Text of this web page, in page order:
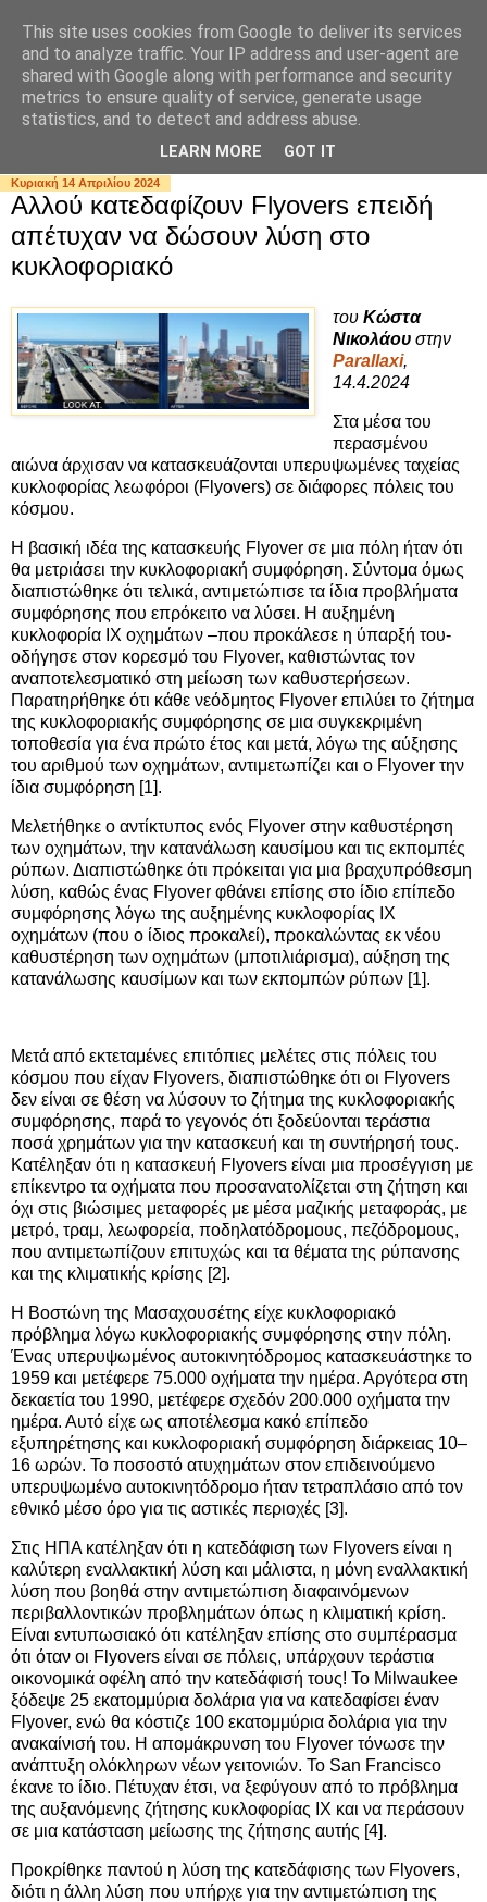
Κυριακή 14 Απριλίου 2024
Αλλού κατεδαφίζουν Flyovers επειδή
απέτυχαν να δώσουν λύση στο
κυκλοφοριακό
του Κώστα
Νικολάουστην
Parallaxi,
14.4.2024
Στα μέσα του
περασμένου
αιώνα άρχισαν να κατασκευάζονται υπερυψωμένες ταχείας
κυκλοφορίας λεωφόροι (Flyovers) σε διάφορες πόλεις του
κόσμου.
Η βασική ιδέα της κατασκευής Flyover σε μια πόλη ήταν ότι
θα μετριάσει την κυκλοφοριακή συμφόρηση. Σύντομα όμως
διαπιστώθηκε ότι τελικά, αντιμετώπισε τα ίδια προβλήματα
συμφόρησης που επρόκειτο να λύσει. Η αυξημένη
κυκλοφορία ΙΧ οχημάτων –που προκάλεσε η ύπαρξή του-
οδήγησε στον κορεσμό του Flyover, καθιστώντας τoν
αναποτελεσματικό στη μείωση των καθυστερήσεων.
Παρατηρήθηκε ότι κάθε νεόδμητος Flyover επιλύει το ζήτημα
της κυκλοφοριακής συμφόρησης σε μια συγκεκριμένη
τοποθεσία για ένα πρώτο έτος και μετά, λόγω της αύξησης
του αριθμού των οχημάτων, αντιμετωπίζει και ο Flyover την
ίδια συμφόρηση [1].
Μελετήθηκε ο αντίκτυπος ενός Flyover στην καθυστέρηση
των οχημάτων, την κατανάλωση καυσίμου και τις εκπομπές
ρύπων. Διαπιστώθηκε ότι πρόκειται για μια βραχυπρόθεσμη
λύση, καθώς ένας Flyover φθάνει επίσης στο ίδιο επίπεδο
συμφόρησης λόγω της αυξημένης κυκλοφορίας IX
οχημάτων (που ο ίδιος προκαλεί), προκαλώντας εκ νέου
καθυστέρηση των οχημάτων (μποτιλιάρισμα), αύξηση της
κατανάλωσης καυσίμων και των εκπομπών ρύπων [1].
Μετά από εκτεταμένες επιτόπιες μελέτες στις πόλεις του
κόσμου που είχαν Flyovers, διαπιστώθηκε ότι οι Flyovers
δεν είναι σε θέση να λύσουν το ζήτημα της κυκλοφοριακής
συμφόρησης, παρά το γεγονός ότι ξοδεύονται τεράστια
ποσά χρημάτων για την κατασκευή και τη συντήρησή τους.
Κατέληξαν ότι η κατασκευή Flyovers είναι μια προσέγγιση με
επίκεντρο τα οχήματα που προσανατολίζεται στη ζήτηση και
όχι στις βιώσιμες μεταφορές με μέσα μαζικής μεταφοράς, με
μετρό, τραμ, λεωφορεία, ποδηλατόδρομους, πεζόδρομους,
που αντιμετωπίζουν επιτυχώς και τα θέματα της ρύπανσης
και της κλιματικής κρίσης [2].
Η Βοστώνη της Μασαχουσέτης είχε κυκλοφοριακό
πρόβλημα λόγω κυκλοφοριακής συμφόρησης στην πόλη.
Ένας υπερυψωμένος αυτοκινητόδρομος κατασκευάστηκε το
1959 και μετέφερε 75.000 οχήματα την ημέρα. Αργότερα στη
δεκαετία του 1990, μετέφερε σχεδόν 200.000 οχήματα την
ημέρα. Αυτό είχε ως αποτέλεσμα κακό επίπεδο
εξυπηρέτησης και κυκλοφοριακή συμφόρηση διάρκειας 10–
16 ωρών. Το ποσοστό ατυχημάτων στον επιδεινούμενο
υπερυψωμένο αυτοκινητόδρομο ήταν τετραπλάσιο από τον
εθνικό μέσο όρο για τις αστικές περιοχές [3].
Στις ΗΠΑ κατέληξαν ότι η κατεδάφιση των Flyovers είναι η
καλύτερη εναλλακτική λύση και μάλιστα, η μόνη εναλλακτική
λύση που βοηθά στην αντιμετώπιση διαφαινόμενων
περιβαλλοντικών προβλημάτων όπως η κλιματική κρίση.
Είναι εντυπωσιακό ότι κατέληξαν επίσης στο συμπέρασμα
ότι όταν οι Flyovers είναι σε πόλεις, υπάρχουν τεράστια
οικονομικά οφέλη από την κατεδάφισή τους! Το Milwaukee
ξόδεψε 25 εκατομμύρια δολάρια για να κατεδαφίσει έναν
Flyover, ενώ θα κόστιζε 100 εκατομμύρια δολάρια για την
ανακαίνισή του. Η απομάκρυνση του Flyover τόνωσε την
ανάπτυξη ολόκληρων νέων γειτονιών. Το San Francisco
έκανε το ίδιο. Πέτυχαν έτσι, να ξεφύγουν από το πρόβλημα
της αυξανόμενης ζήτησης κυκλοφορίας ΙΧ και να περάσουν
σε μια κατάσταση μείωσης της ζήτησης αυτής [4].
Προκρίθηκε παντού η λύση της κατεδάφισης των Flyovers,
διότι η άλλη λύση που υπήρχε για την αντιμετώπιση της
This site uses cookies from Google to deliver its services
and to analyze traffic. Your IP address and user-agent are
shared with Google along with performance and security
metrics to ensure quality of service, generate usage
statistics, and to detect and address abuse.
LEARN MORE GOT IT